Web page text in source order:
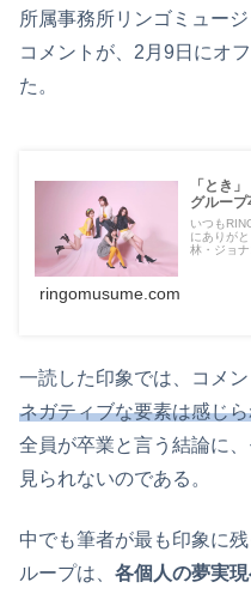
所属事務所リンゴミュー
コメントが、2月9日にオ
た。
「とき
グルー
いつも
にありが
林・ジョナ
ringomusume.com
一読した印象では、コメ
ネガティブな要素は感じ
全員が卒業と言う結論に
見られないのである。
中でも筆者が最も印象に
ループは、 各個人の夢実